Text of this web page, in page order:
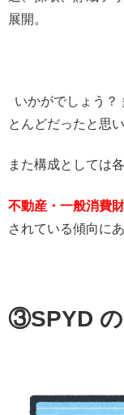
展開。
いかがでしょう？
とんどだったと思い
また構成としては
不動産・一般消費
されている傾向に
③SPYD の